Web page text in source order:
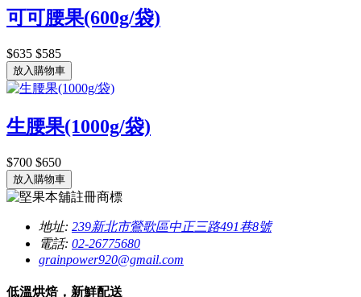
可可腰果(600g/袋)
$635 $585
放入購物車
生腰果(1000g/袋)
$700 $650
放入購物車
地址: 239新北市鶯歌區中正三路491巷8號
電話: 02-26775680
grainpower920@gmail.com
低溫烘焙，新鮮配送